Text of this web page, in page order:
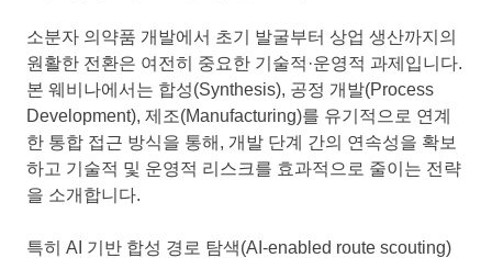
소분자 의약품 개발에서 초기 발굴부터 상업 생산까지의
원활한 전환은 여전히 중요한 기술적·운영적 과제입니다.
본 웨비나에서는 합성(Synthesis), 공정 개발(Process
Development), 제조(Manufacturing)를 유기적으로 연계
한 통합 접근 방식을 통해, 개발 단계 간의 연속성을 확보
하고 기술적 및 운영적 리스크를 효과적으로 줄이는 전략
을 소개합니다.
특히 AI 기반 합성 경로 탐색(AI-enabled route scouting)